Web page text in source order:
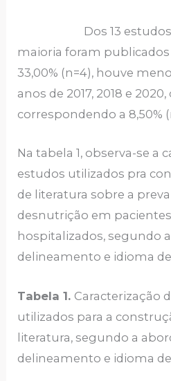
Dos 13 estudos
maioria foram publicados
33,00% (n=4), houve
anos de 2017, 2018 e
correspondendo a 8,50%
Na tabela 1, observa-se a
estudos utilizados pra
de literatura sobre a
desnutrição em
hospitalizados, segundo
delineamento e idioma
Tabela 1. Caracterização
utilizados para a
literatura, segundo a
delineamento e idioma